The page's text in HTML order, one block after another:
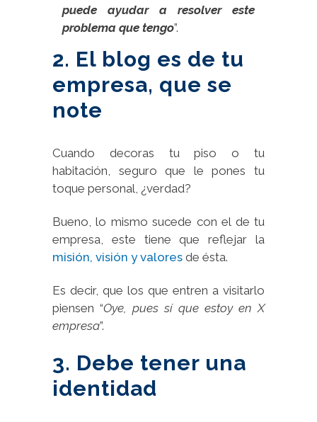
puede ayudar a resolver este
problema que tengo”.
2. El blog es de tu
empresa, que se
note
Cuando decoras tu piso o tu
habitación, seguro que le pones tu
toque personal, ¿verdad?
Bueno, lo mismo sucede con el de tu
empresa, este tiene que reflejar la
misión, visión y valores de ésta.
Es decir, que los que entren a visitarlo
piensen “Oye, pues sí que estoy en X
empresa”.
3. Debe tener una
identidad